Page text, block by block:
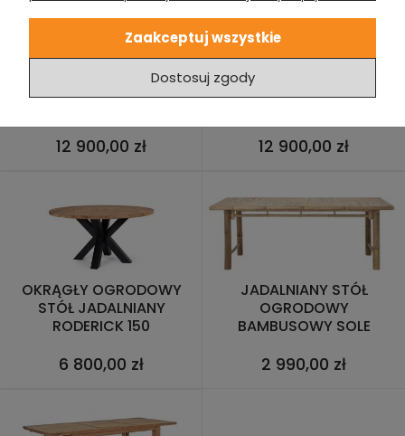
OWALNY STÓŁ
12 900,00 zł
OWALNY STÓŁ
JADALNIANY OGRODOWY
12 900,00 zł
OKRĄGŁY OGRODOWY
STÓŁ JADALNIANY
RODERICK 150
6 800,00 zł
JADALNIANY STÓŁ
OGRODOWY
BAMBUSOWY SOLE
2 990,00 zł
Dostosuj zgody
Zaakceptuj wszystkie